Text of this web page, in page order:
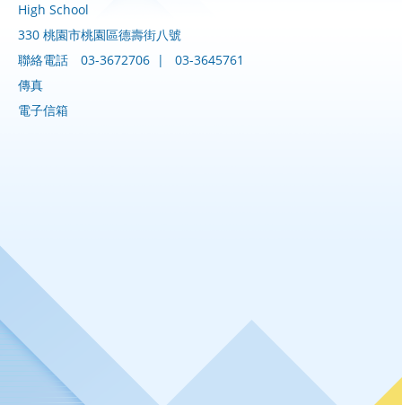
High School
330 桃園市桃園區德壽街八號
聯絡電話
03-3672706 |
03-3645761
傳真
電子信箱